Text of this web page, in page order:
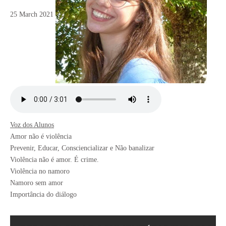
25 March 2021
Voz dos Alunos
Amor não é violência
Prevenir, Educar, Consciencializar e Não banalizar
Violência não é amor. É crime.
Violência no namoro
Namoro sem amor
Importância do diálogo